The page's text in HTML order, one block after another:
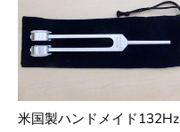
米国製ハンドメイド132Hz